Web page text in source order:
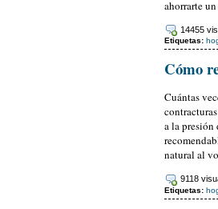
ahorrarte
14455
Etiquetas:
Cómo
Cuántas
a la presión
natural al
9118
Etiquetas: